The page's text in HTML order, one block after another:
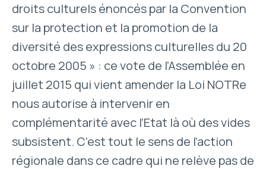
droits culturels énoncés par la Convention
sur la protection et la promotion de la
diversité des expressions culturelles du 20
octobre 2005 » : ce vote de l’Assemblée en
juillet 2015 qui vient amender la Loi NOTRe
nous autorise à intervenir en
complémentarité avec l’Etat là où des vides
subsistent. C’est tout le sens de l’action
régionale dans ce cadre qui ne relève pas de